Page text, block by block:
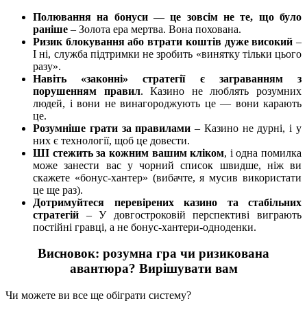
Полювання на бонуси — це зовсім не те, що було
раніше – Золота ера мертва. Вона похована.
Ризик блокування або втрати коштів дуже високий –
І ні, служба підтримки не зробить «винятку тільки цього
разу».
Навіть «законні» стратегії є заграванням з
порушенням правил. Казино не люблять розумних
людей, і вони не винагороджують це — вони карають
це.
Розумніше грати за правилами – Казино не дурні, і у
них є технології, щоб це довести.
ШІ стежить за кожним вашим кліком, і одна помилка
може занести вас у чорний список швидше, ніж ви
скажете «бонус-хантер» (вибачте, я мусив використати
це ще раз).
Дотримуйтеся перевірених казино та стабільних
стратегій – У довгостроковій перспективі виграють
постійні гравці, а не бонус-хантери-одноденки.
Висновок: розумна гра чи ризикована
авантюра? Вирішувати вам
Чи можете ви все ще обіграти систему?